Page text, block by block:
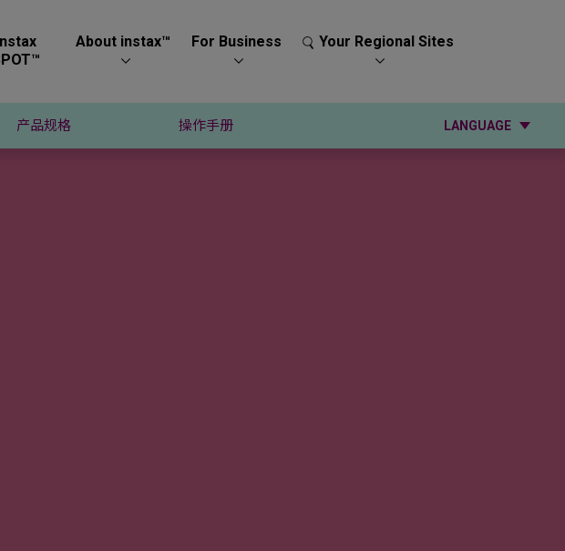
About instax™ For Business Your Regional Sites
产品规格 操作手册 LANGUAGE